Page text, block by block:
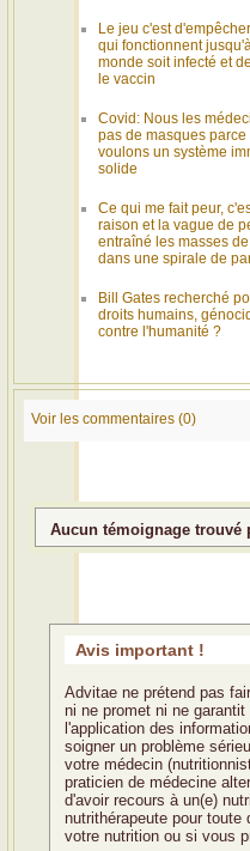
Le jeu c'est
qui fonctionnent
monde soit infecté et
le vaccin
Covid: Nous les
pas de masques
voulons un système
solide
Ce qui me fait peur,
raison et la vague de
entraîné les masses
dans une spirale de
Bill Gates recherché
droits humains,
contre l'humanité ?
Voir les commentaires (0)
Aucun témoignage trouvé
Avis important !
Advitae ne prétend pas
ni ne promet ni ne
l'application des
soigner un problème
votre médecin
praticien de médecine
d'avoir recours à un(e)
nutrithérapeute pour toute
votre nutrition ou si vous